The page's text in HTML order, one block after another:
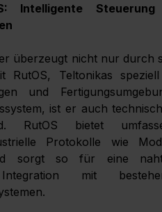
Intelligente
überzeugt nicht nur durch
RutOS, Teltonikas
und
ist er auch
RutOS bietet
Protokolle wie
sorgt so für eine
mit